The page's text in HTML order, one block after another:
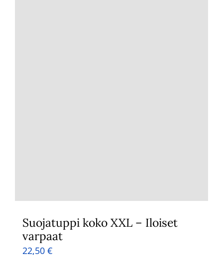
Suojatuppi koko XXL – Iloiset
varpaat
22,50 €